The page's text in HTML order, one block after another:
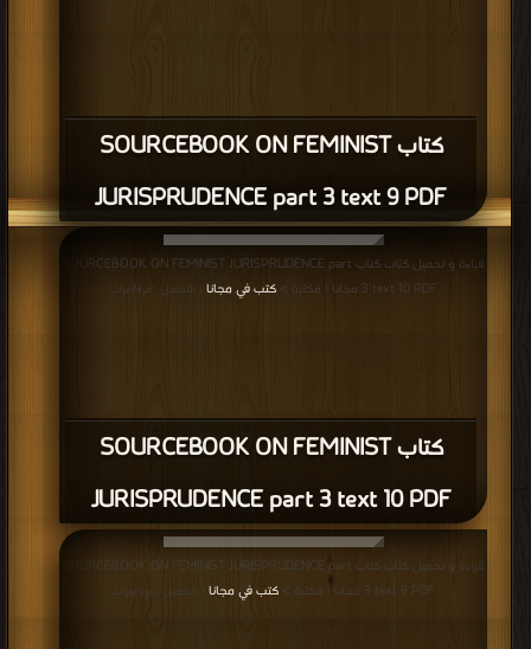
كتاب SOURCEBOOK ON FEMINIST
JURISPRUDENCE part 3 text 9 PDF
كتاب SOURCEBOOK ON FEMINIST
JURISPRUDENCE part 3 text 10 PDF
قراءة و تحميل كتاب كتاب SOURCEBOOK ON FEMINIST JURISPRUDENCE part
3 text 10 PDF مجانا | مكتبة >
كتب في مجانا | التحميل : مرة/مرات
قراءة و تحميل كتاب كتاب SOURCEBOOK ON FEMINIST JURISPRUDENCE part
3 text 9 PDF مجانا | مكتبة >
كتب في مجانا | التحميل : مرة/مرات